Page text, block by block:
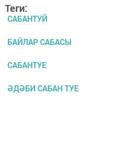
Теги:
САБАНТУЙ
БАЙЛАР САБАСЫ
САБАНТУЕ
ӘДӘБИ САБАН ТУЕ